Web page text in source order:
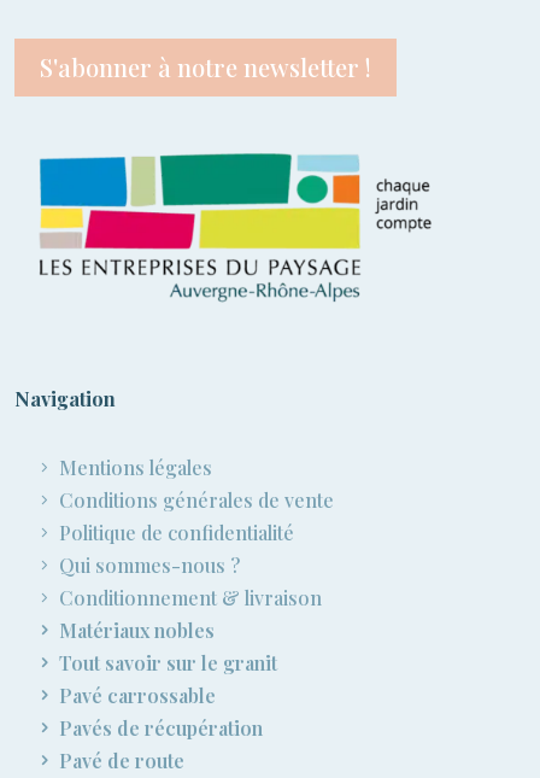
S'abonner à notre newsletter !
Navigation
Mentions légales
Conditions générales de vente
Politique de confidentialité
Qui sommes-nous ?
Conditionnement & livraison
Matériaux nobles
Tout savoir sur le granit
Pavé carrossable
Pavés de récupération
Pavé de route